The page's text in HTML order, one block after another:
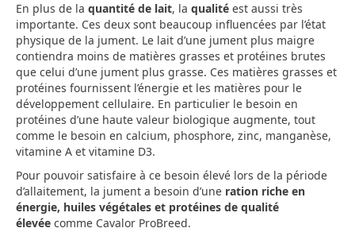
En plus de la quantité de lait, la qualité est aussi très
importante. Ces deux sont beaucoup influencées par l’état
physique de la jument. Le lait d’une jument plus maigre
contiendra moins de matières grasses et protéines brutes
que celui d’une jument plus grasse. Ces matières grasses et
protéines fournissent l’énergie et les matières pour le
développement cellulaire. En particulier le besoin en
protéines d’une haute valeur biologique augmente, tout
comme le besoin en calcium, phosphore, zinc, manganèse,
vitamine A et vitamine D3.
Pour pouvoir satisfaire à ce besoin élevé lors de la période
d’allaitement, la jument a besoin d’une ration riche en
énergie, huiles végétales et protéines de qualité
élevée comme Cavalor ProBreed.